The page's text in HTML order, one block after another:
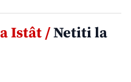
Istât /Netiti la